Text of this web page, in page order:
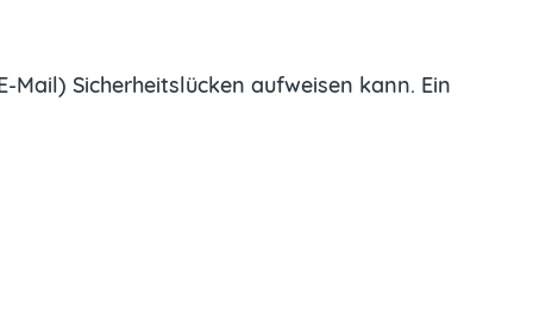
Sicherheitslücken aufweisen kann. Ein